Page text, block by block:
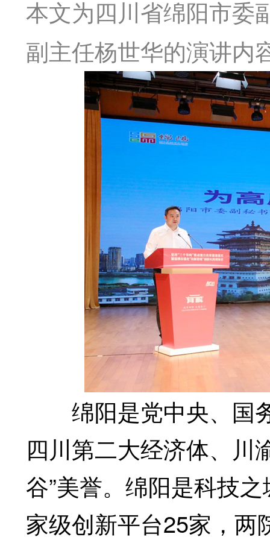
本文为四川省绵阳市委
副主任杨世华的演讲内
绵阳是党中央、国
四川第二大经济体、川
谷”美誉。绵阳是科技
家级创新平台25家，两